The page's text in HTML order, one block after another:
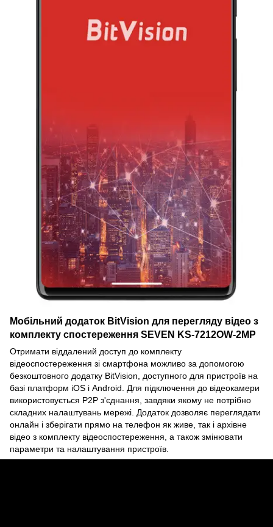
Мобільний додаток BitVision для перегляду відео з
комплекту спостереження SEVEN KS-7212OW-2MP
Отримати віддалений доступ до комплекту
відеоспостереження зі смартфона можливо за допомогою
безкоштовного додатку BitVision, доступного для пристроїв на
базі платформ iOS і Android. Для підключення до відеокамери
використовується P2P з'єднання, завдяки якому не потрібно
складних налаштувань мережі. Додаток дозволяє переглядати
онлайн і зберігати прямо на телефон як живе, так і архівне
відео з комплекту відеоспостереження, а також змінювати
параметри та налаштування пристроїв.